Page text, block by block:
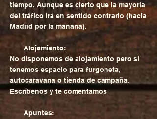
tiempo. Aunque es cierto que la mayoría
del tráfico irá en sentido contrario (hacia
Madrid por la mañana).
Alojamiento:
No disponemos de alojamiento pero sí
tenemos espacio para furgoneta,
autocaravana o tienda de campaña.
Escríbenos y te comentamos
Apuntes: